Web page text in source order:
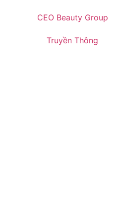
CEO Beauty Group
Truyền Thông